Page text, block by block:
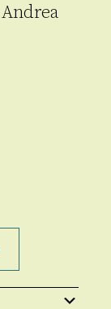
Andrea